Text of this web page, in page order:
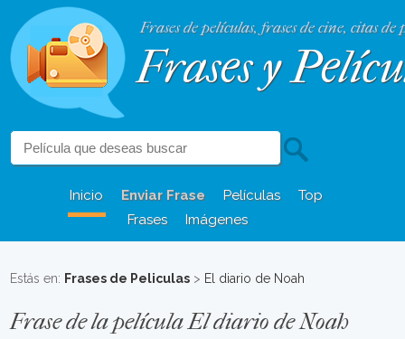
Frases de películas, frases de cine, citas de
Frases y
Inicio Enviar Frase Películas
Top
Frases
Imágenes
Estás en: Frases de Peliculas > El diario de Noah
Frase de la película El diario de Noah